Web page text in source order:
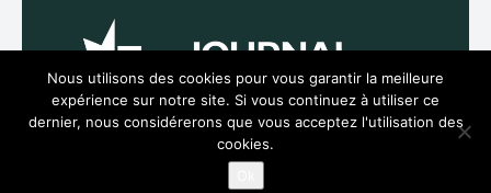
Nous utilisons des cookies pour vous garantir la meilleure
expérience sur notre site. Si vous continuez à utiliser ce
dernier, nous considérerons que vous acceptez l'utilisation des
cookies.